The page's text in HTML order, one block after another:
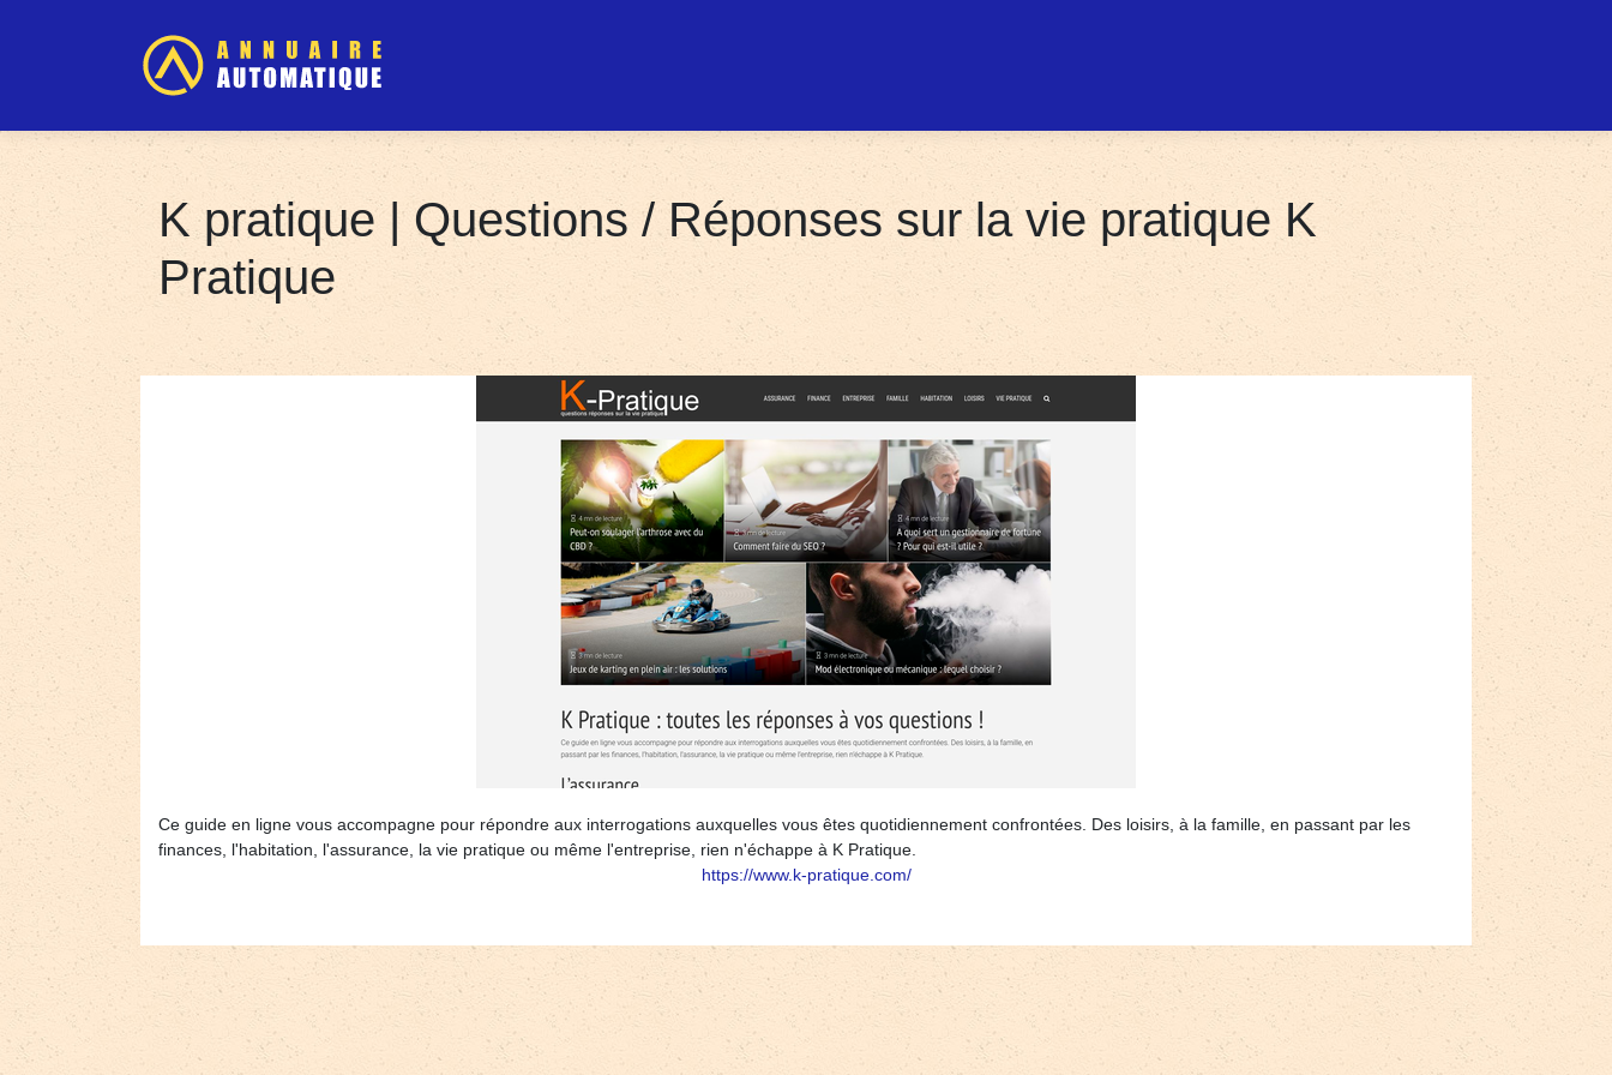
K pratique | Questions / Réponses sur la vie pratique K
Pratique
Ce guide en ligne vous accompagne pour répondre aux interrogations auxquelles vous êtes quotidiennement confrontées. Des loisirs, à la famille, en passant par les
finances, l'habitation, l'assurance, la vie pratique ou même l'entreprise, rien n'échappe à K Pratique.
https://www.k-pratique.com/